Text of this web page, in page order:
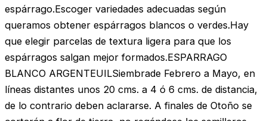
espárrago.Escoger variedades adecuadas según
queramos obtener espárragos blancos o verdes.Hay
que elegir parcelas de textura ligera para que los
espárragos salgan mejor formados.ESPARRAGO
BLANCO ARGENTEUILSiembrade Febrero a Mayo, en
líneas distantes unos 20 cms. a 4 ó 6 cms. de distancia,
de lo contrario deben aclararse. A finales de Otoño se